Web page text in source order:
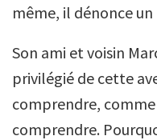
même, il dénonce un
Son ami et voisin
privilégié de cette
comprendre,
comprendre.